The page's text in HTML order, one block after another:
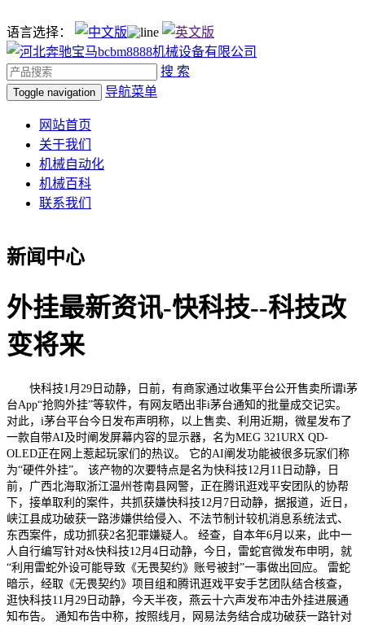
语言选择：
搜 索
Toggle navigation 导航菜单
网站首页
关于我们
机械自动化
机械百科
联系我们
新闻中心
外挂最新资讯-快科技--科技改
变将来
快科技1月29日动静，日前，有商家通过收集平台公开售卖所谓i茅
台App“抢购外挂”等软件，有网友晒出非i茅台通知的批量成交记实。
对此，i茅台平台今日发布声明称，以上售卖、利用近期，微星发布了
一款自带AI及时阐发屏幕内容的显示器，名为MEG 321URX QD-
OLED正在网上惹起玩家们的热议。 它的AI阐发功能被很多玩家们称
为“硬件外挂”。 该产物的次要特点是名为快科技12月11日动静，日
前，广西北海取浙江温州苍南县网警，正在腾讯逛戏平安团队的协帮
下，接单取利的案件，共抓获嫌快科技12月7日动静，据报道，近日，
峡江县成功破获一路涉嫌供给侵入、不法节制计较机消息系统法式、
东西案件，成功抓获2名犯罪嫌疑人。 经查，自本年6月以来，此中一
人自行编写针对&快科技12月4日动静，今日，雷蛇官微发布申明，就
“利用雷蛇外设可能导致《无畏契约》账号被封”一事做出回应。 雷蛇
暗示，经取《无畏契约》项目组和腾讯逛戏平安手艺团队结合核查，
逛快科技11月29日动静，今天半夜，燕云十六声发布冲击外挂进展通
知布告。 通知布告中称，按照线月，网易法务结合成功破获一路针对